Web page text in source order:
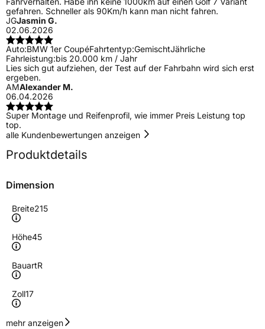
gefahren. Schneller als 90Km/h kann man nicht fahren.
JGJasmin G.
02.06.2026
Auto:BMW 1er CoupéFahrtentyp:GemischtJährliche
Fahrleistung:bis 20.000 km / Jahr
Lies sich gut aufziehen, der Test auf der Fahrbahn wird sich erst
ergeben.
AMAlexander M.
06.04.2026
Super Montage und Reifenprofil, wie immer Preis Leistung top
top.
alle Kundenbewertungen anzeigen
Produktdetails
Dimension
Breite215
Höhe45
BauartR
Zoll17
Geschwindigkeitsindex
mehr anzeigen